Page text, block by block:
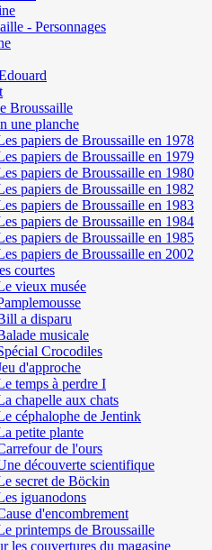
- Personnages
Broussaille
une planche
papiers de Broussaille en 1978
papiers de Broussaille en 1979
papiers de Broussaille en 1980
papiers de Broussaille en 1982
papiers de Broussaille en 1983
papiers de Broussaille en 1984
papiers de Broussaille en 1985
papiers de Broussaille en 2002
courtes
vieux musée
a disparu
musicale
Crocodiles
d'approche
temps à perdre I
chapelle aux chats
céphalophe de Jentink
petite plante
de l'ours
découverte scientifique
secret de Böckin
iguanodons
d'encombrement
printemps de Broussaille
les couvertures du magasine